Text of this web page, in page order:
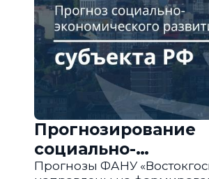
Прогнозирование
социально-
экономического
Прогнозы ФАНУ